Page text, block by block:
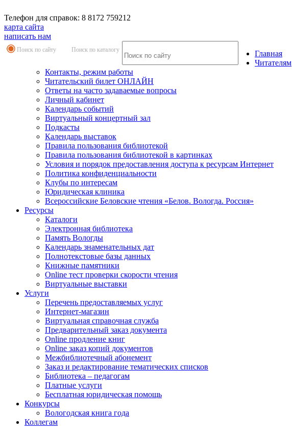
Телефон для справок: 8 8172 759212
карта сайта
написать нам
Поиск по сайту Поиск по каталогу
Главная
Читателям
Контакты, режим работы
Читательский билет ОНЛАЙН
Ответы на часто задаваемые вопросы
Личный кабинет
Календарь событий
Виртуальный концертный зал
Подкасты
Календарь выставок
Правила пользования библиотекой
Правила пользования библиотекой в картинках
Условия и порядок предоставления доступа к ресурсам Интернет
Политика конфиденциальности
Клубы по интересам
Юридическая клиника
Всероссийские Беловские чтения «Белов. Вологда. Россия»
Ресурсы
Каталоги
Электронная библиотека
Память Вологды
Календарь знаменательных дат
Полнотекстовые базы данных
Книжные памятники
Online тест проверки скорости чтения
Виртуальные выставки
Услуги
Перечень предоставляемых услуг
Интернет-магазин
Виртуальная справочная служба
Предварительный заказ документа
Online продление книг
Online заказ копий документов
Межбиблиотечный абонемент
Заказ и редактирование тематических списков
Библиотека – педагогам
Платные услуги
Бесплатная юридическая помощь
Конкурсы
Вологодская книга года
Коллегам